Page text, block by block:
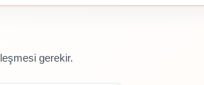
gerekir.